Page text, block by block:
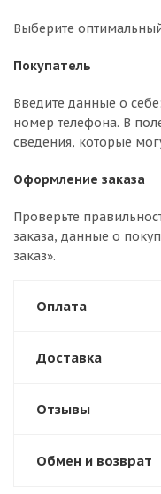
Выберите
Покупатель
Введите данные о
номер телефона. В
сведения, которые
Оформление заказа
Проверьте
заказа, данные о
заказ».
Оплата
Доставка
Отзывы
Обмен и возврат